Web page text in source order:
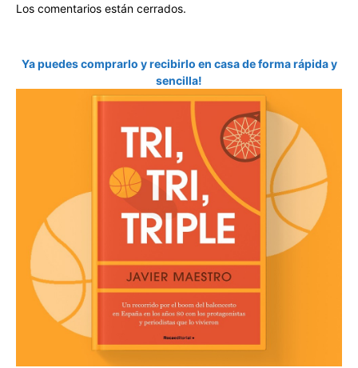
Los comentarios están cerrados.
Ya puedes comprarlo y recibirlo en casa de forma rápida y
sencilla!